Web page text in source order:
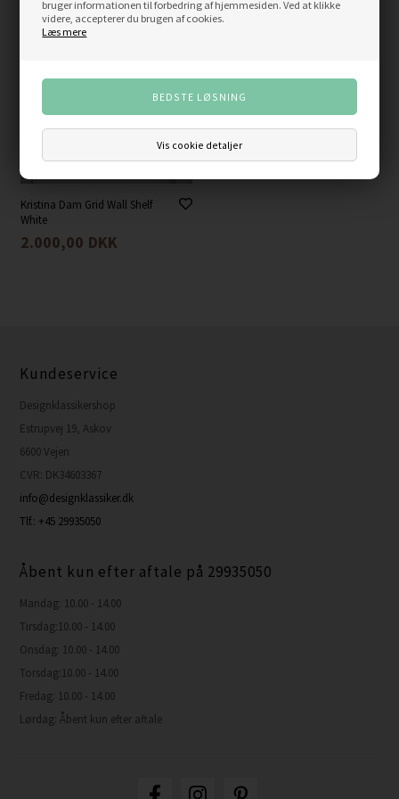
bruger informationen til forbedring af hjemmesiden. Ved at klikke
videre, accepterer du brugen af cookies.
Læs mere
Vis cookie detaljer
Kristina Dam Grid Wall Shelf
White
2.000,00 DKK
Kundeservice
Designklassikershop
Estrupvej 19, Askov
6600 Vejen
CVR: DK34603367
info@designklassiker.dk
Tlf.: +45 29935050
Åbent kun efter aftale på 29935050
Mandag: 10.00 - 14.00
Tirsdag:10.00 - 14.00
Onsdag: 10.00 - 14.00
Torsdag:10.00 - 14.00
Fredag: 10.00 - 14.00
Lørdag: Åbent kun efter aftale